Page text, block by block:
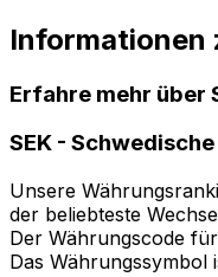
Informationen
Erfahre mehr über
SEK -
Unsere
der beliebteste
Der Währungscode
Das Währungssymbol